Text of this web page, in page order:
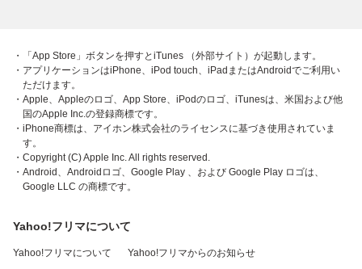
・「App Store」ボタンを押すとiTunes （外部サイト）が起動します。
・アプリケーションはiPhone、iPod touch、iPadまたはAndroidでご利用い
ただけます。
・Apple、Appleのロゴ、App Store、iPodのロゴ、iTunesは、米国および他
国のApple Inc.の登録商標です。
・iPhone商標は、アイホン株式会社のライセンスに基づき使用されていま
す。
・Copyright (C) Apple Inc. All rights reserved.
・Android、Androidロゴ、Google Play 、および Google Play ロゴは、
Google LLC の商標です。
Yahoo!フリマについて
Yahoo!フリマについて Yahoo!フリマからのお知らせ